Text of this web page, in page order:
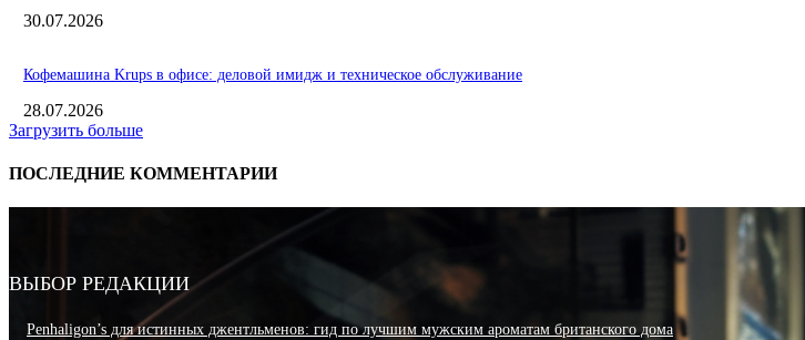
30.07.2026
Кофемашина Krups в офисе: деловой имидж и техническое обслуживание
28.07.2026
Загрузить больше
ПОСЛЕДНИЕ КОММЕНТАРИИ
ВЫБОР РЕДАКЦИИ
Penhaligon’s для истинных джентльменов: гид по лучшим мужским ароматам британского дома